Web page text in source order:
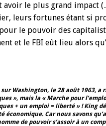
le plus grand impact
leurs fortunes étant si
le pouvoir des
et le FBI eût lieu alors
Washington, le 28 août 1963,
», mais la « Marche pour
+ un emploi = liberté » ! King
économique. Car nous savons
de pouvoir s’assoir à un